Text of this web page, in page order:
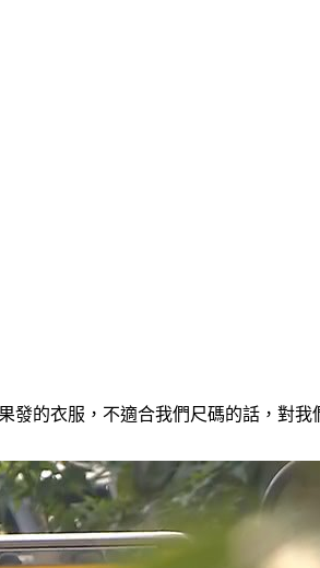
的衣服，不適合我們尺碼的話，對